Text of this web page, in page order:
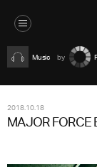
Music
2018.10.18
MAJOR